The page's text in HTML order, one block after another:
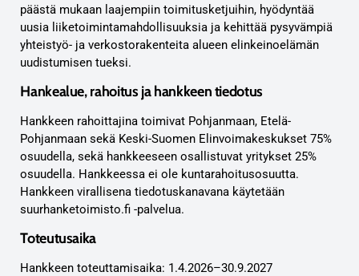
päästä mukaan laajempiin toimitusketjuihin, hyödyntää
uusia liiketoimintamahdollisuuksia ja kehittää pysyvämpiä
yhteistyö- ja verkostorakenteita alueen elinkeinoelämän
uudistumisen tueksi.
Hankealue, rahoitus ja hankkeen tiedotus
Hankkeen rahoittajina toimivat Pohjanmaan, Etelä-
Pohjanmaan sekä Keski-Suomen Elinvoimakeskukset 75%
osuudella, sekä hankkeeseen osallistuvat yritykset 25%
osuudella. Hankkeessa ei ole kuntarahoitusosuutta.
Hankkeen virallisena tiedotuskanavana käytetään
suurhanketoimisto.fi -palvelua.
Toteutusaika
Hankkeen toteuttamisaika: 1.4.2026–30.9.2027